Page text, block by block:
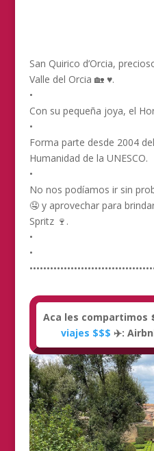
San Quirico d’Orcia,
Valle del Orcia 🏡 ♥️.
•
Con su pequeña joya, el
•
Forma parte desde 2004
Humanidad de la UNESCO.
•
No nos podíamos ir sin
🤤 y aprovechar para
Spritz 🍷.
•
•
Aca les compartimos
viajes $$$ ✈️: